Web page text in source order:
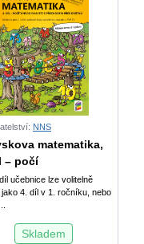
NNS
matematika,
– počí
učebnice lze volitelně
4. díl v 1. ročníku, nebo
Skladem